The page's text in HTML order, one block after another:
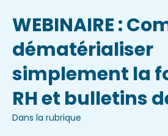
WEBINAIRE :
dématérialiser
simplement la
RH et bulletins
Dans la rubrique